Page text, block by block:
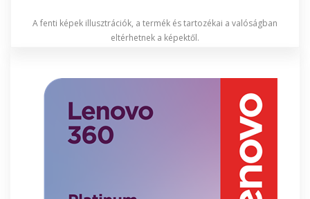
A fenti képek illusztrációk, a termék és tartozékai a valóságban
eltérhetnek a képektől.